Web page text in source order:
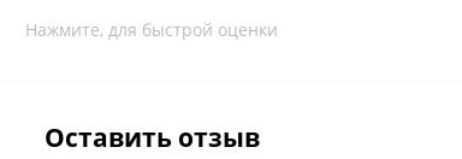
Нажмите, для быстрой оценки
Оставить отзыв